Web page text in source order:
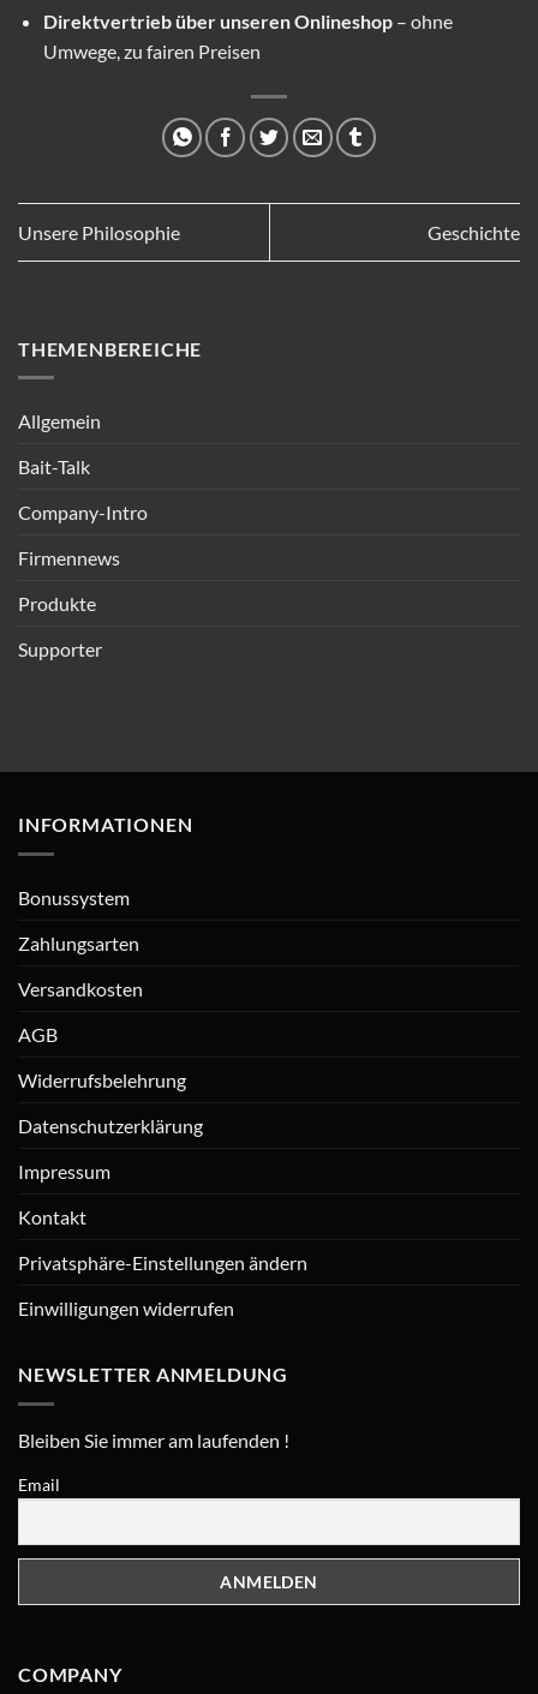
THEMENBEREICHE
Allgemein
Bait-Talk
Company-Intro
Firmennews
Produkte
Supporter
Direktvertrieb über unseren Onlineshop– ohne
Umwege, zu fairen Preisen
Unsere Philosophie Geschichte
INFORMATIONEN
Bonussystem
Zahlungsarten
Versandkosten
AGB
Widerrufsbelehrung
Datenschutzerklärung
Impressum
Kontakt
Privatsphäre-Einstellungen ändern
Einwilligungen widerrufen
NEWSLETTER ANMELDUNG
Bleiben Sie immer am laufenden !
Email
COMPANY